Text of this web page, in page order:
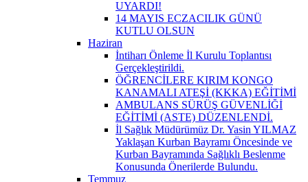
UYARDI!
14 MAYIS ECZACILIK GÜNÜ
KUTLU OLSUN
Haziran
İntiharı Önleme İl Kurulu Toplantısı
Gerçekleştirildi.
ÖĞRENCİLERE KIRIM KONGO
KANAMALI ATEŞİ (KKKA) EĞİTİMİ
AMBULANS SÜRÜŞ GÜVENLİĞİ
EĞİTİMİ (ASTE) DÜZENLENDİ.
İl Sağlık Müdürümüz Dr. Yasin YILMAZ
Yaklaşan Kurban Bayramı Öncesinde ve
Kurban Bayramında Sağlıklı Beslenme
Konusunda Önerilerde Bulundu.
Temmuz